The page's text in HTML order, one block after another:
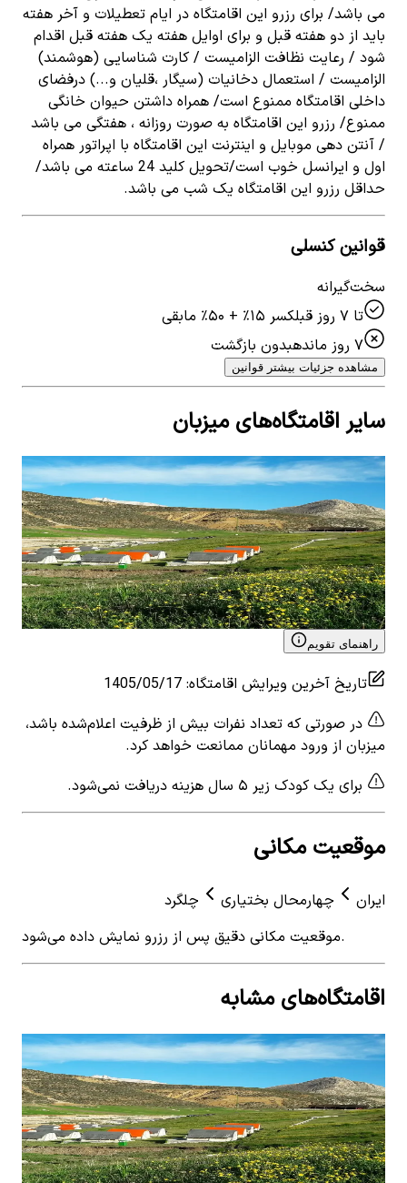
می باشد/ برای رزرو این اقامتگاه در ایام تعطیلات و آخر هفته
باید از دو هفته قبل و برای اوایل هفته یک هفته قبل اقدام
شود / رعایت نظافت الزامیست / کارت شناسایی (هوشمند)
الزامیست / استعمال دخانیات (سیگار ،قلیان و...) درفضای
داخلی اقامتگاه ممنوع است/ همراه داشتن حیوان خانگی
ممنوع/ رزرو این اقامتگاه به صورت روزانه ، هفتگی می باشد
/ آنتن دهی موبایل و اینترنت این اقامتگاه با اپراتور همراه
اول و ایرانسل خوب است/تحویل کلید 24 ساعته می باشد/
حداقل رزرو این اقامتگاه یک شب می باشد.
قوانین کنسلی
سخت‌گیرانه
تا ۷ روز قبل
کسر ۱۵٪ + ۵۰٪ مابقی
۷ روز مانده
بدون بازگشت
مشاهده جزئیات بیشتر قوانین
سایر اقامتگاه‌های میزبان
اجاره چادر بومگردی عشایری در حومه چلگرد -
کوهرنگ
0 اتاق خواب4 نفر 5
۲٬۱۲۰٬۰۰۰تومان
View details for اجاره چادر بومگردی عشایری در حومه
چلگرد - کوهرنگ
راهنمای تقویم
تاریخ آخرین ویرایش اقامتگاه:
1405/05/17
در صورتی که تعداد نفرات بیش از ظرفیت اعلام‌شده باشد،
میزبان از ورود مهمانان ممانعت خواهد کرد.
برای یک کودک زیر ۵ سال هزینه دریافت نمی‌شود.
موقعیت مکانی
ایران چهارمحال بختیاری
چلگرد
موقعیت مکانی دقیق پس از رزرو نمایش داده می‌شود.
اقامتگاه‌های مشابه
View details for اجاره چادر بومگردی عشایری در حومه
چلگرد - کوهرنگ
اجاره چادر بومگردی عشایری در حومه چلگرد -
کوهرنگ
0 اتاق خواب4 نفر